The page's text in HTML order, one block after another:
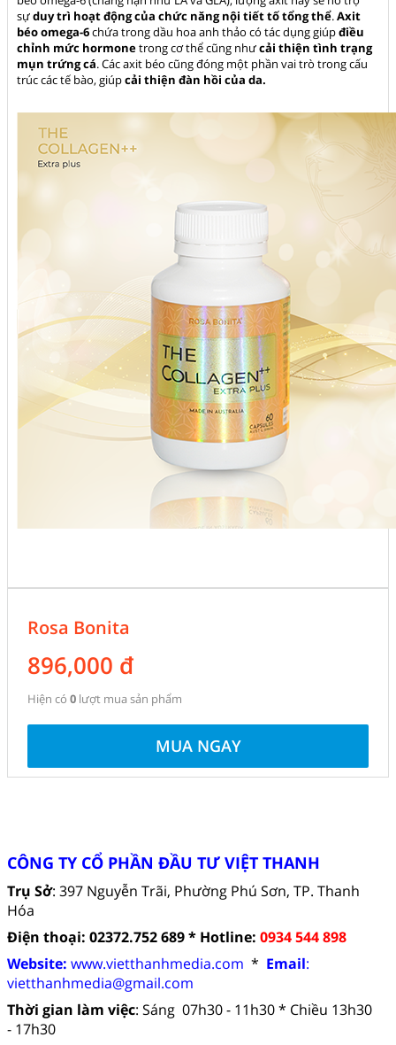
sựduy trì hoạt động của chức năng nội tiết tố tổng thể.Axit
béo omega-6chứa trong dầu hoa anh thảo có tác dụng giúpđiều
chỉnh mức hormonetrong cơ thể cũng nhưcải thiện tình trạng
mụn trứng cá. Các axit béo cũng đóng một phần vai trò trong cấu
trúc các tế bào, giúpcải thiện đàn hồi của da.
Rosa Bonita
896,000 đ
Hiện có 0 lượt mua sản phẩm
MUA NGAY
CÔNG TY CỔ PHẦN ĐẦU TƯ VIỆT THANH
Trụ Sở: 397 Nguyễn Trãi, Phường Phú Sơn, TP. Thanh
Hóa
Điện thoại: 02372.752 689 * Hotline: 0934 544 898
Website: www.vietthanhmedia.com * Email:
vietthanhmedia@gmail.com
Thời gian làm việc: Sáng 07h30 - 11h30 * Chiều 13h30
- 17h30